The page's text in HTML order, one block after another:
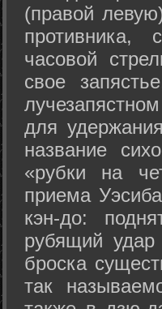
(правой
противника,
часовой
свое
для
название
«рубки на
приема
кэн-до:
рубящий
броска
так